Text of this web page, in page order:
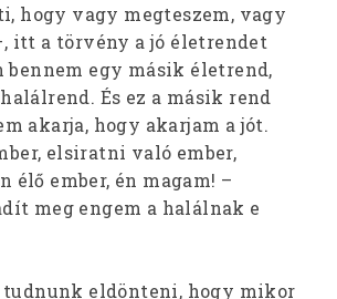
hogy vagy megteszem, vagy
itt a törvény a jó életrendet
bennem egy másik életrend,
És ez a másik rend
akarja, hogy akarjam a jót.
elsiratni való ember,
élő ember, én magam! –
meg engem a halálnak e
tudnunk eldönteni, hogy mikor